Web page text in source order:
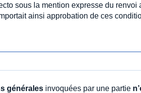
sous la mention expresse du
ainsi approbation de ces
générales invoquées par une partie